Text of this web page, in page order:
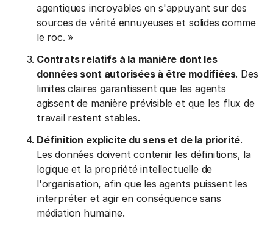
agentiques incroyables en s'appuyant sur des
sources de vérité ennuyeuses et solides comme
le roc. »
Contrats relatifs à la manière dont les
données sont autorisées à être modifiées. Des
limites claires garantissent que les agents
agissent de manière prévisible et que les flux de
travail restent stables.
Définition explicite du sens et de la priorité.
Les données doivent contenir les définitions, la
logique et la propriété intellectuelle de
l'organisation, afin que les agents puissent les
interpréter et agir en conséquence sans
médiation humaine.